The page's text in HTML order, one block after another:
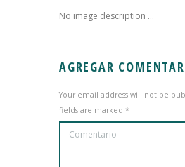
No image description ...
AGREGAR
Your email address will not be
fields are marked *